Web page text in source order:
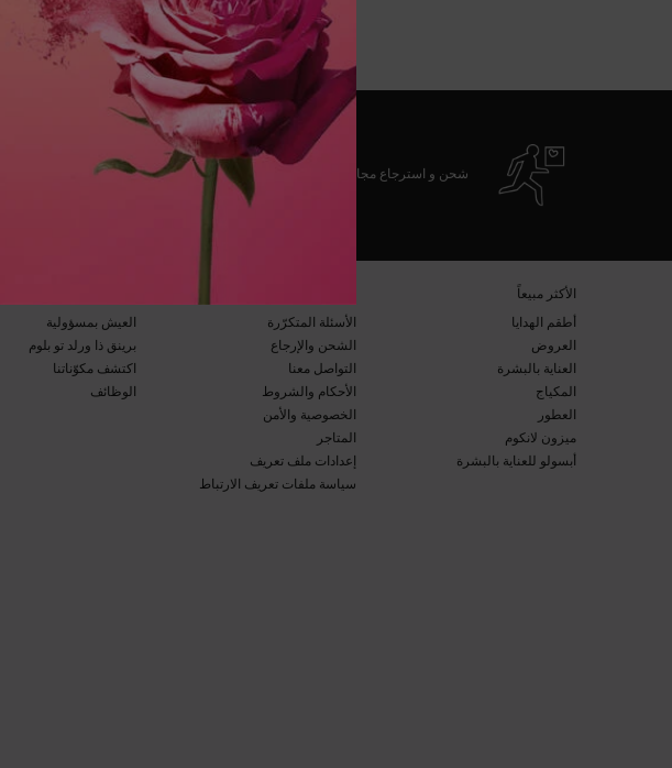
شحن و استرجاع مجاني عيّنات مجانية مع كل طلبية
​الأكثر مبيعاً​
أطقم الهدايا​
العروض​
العناية بالبشرة​
المكياج​
العطور​
ميزون لانكوم​
أبسولو للعناية بالبشرة​
الأسئلة المتكرّرة​
الشحن والإرجاع​
التواصل معنا​
الأحكام والشروط​
الخصوصية والأمن​
المتاجر​
إعدادات ملف تعريف
سياسة ملفات تعريف الارتباط
العيش بمسؤولية
برينق ذا ورلد تو بلوم​​
اكتشف مكوّناتنا​
الوظائف